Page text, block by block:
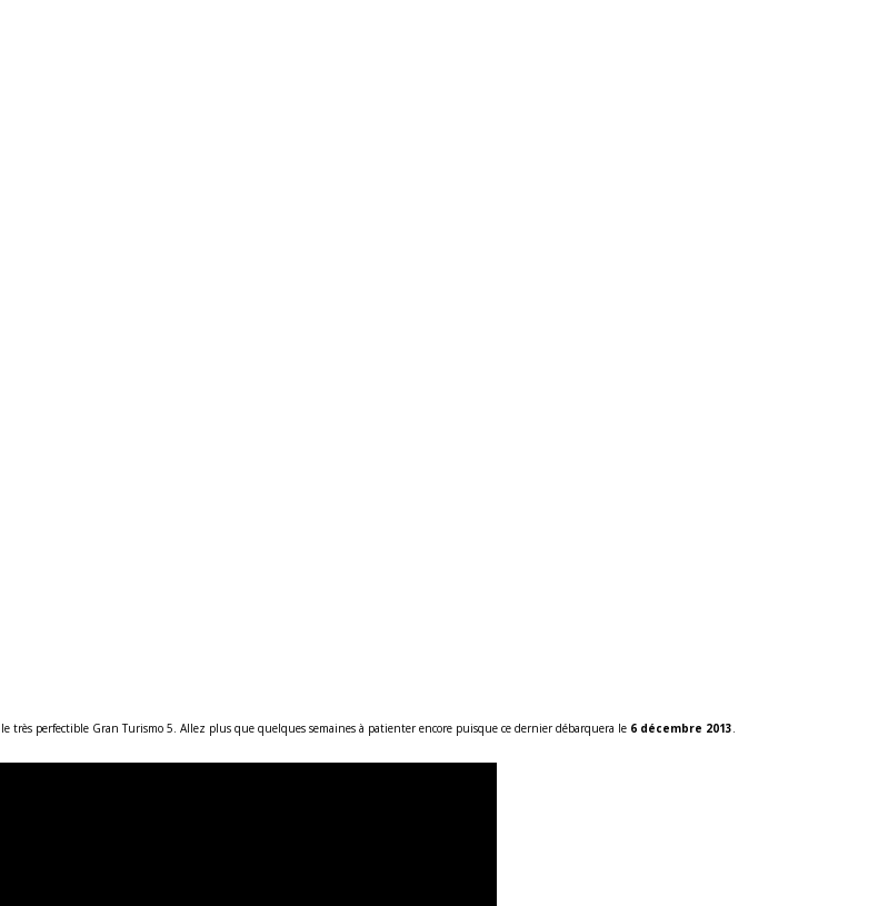
très perfectible Gran Turismo 5. Allez plus que quelques semaines à patienter encore puisque ce dernier débarquera le 6 décembre 2013.